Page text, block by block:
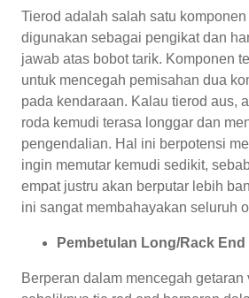
Tierod adalah salah satu
digunakan sebagai pengikat dan
jawab atas bobot tarik. Komponen
untuk mencegah pemisahan dua
pada kendaraan. Kalau tierod aus,
roda kemudi terasa longgar dan
pengendalian. Hal ini berpotensi
ingin memutar kemudi sedikit,
empat justru akan berputar lebih
ini sangat membahayakan seluruh
Pembetulan Long/Rack End
Berperan dalam mencegah getaran